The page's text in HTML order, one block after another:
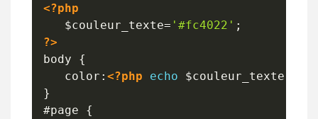
<?php
$couleur_texte= '#fc4022' ;
?>
body {
   color:
<?php echo $couleur_texte
}
#page {